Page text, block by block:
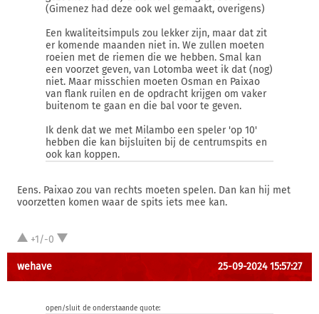
(Gimenez had deze ook wel gemaakt, overigens)
Een kwaliteitsimpuls zou lekker zijn, maar dat zit
er komende maanden niet in. We zullen moeten
roeien met de riemen die we hebben. Smal kan
een voorzet geven, van Lotomba weet ik dat (nog)
niet. Maar misschien moeten Osman en Paixao
van flank ruilen en de opdracht krijgen om vaker
buitenom te gaan en die bal voor te geven.
Ik denk dat we met Milambo een speler 'op 10'
hebben die kan bijsluiten bij de centrumspits en
ook kan koppen.
Eens. Paixao zou van rechts moeten spelen. Dan kan hij met
voorzetten komen waar de spits iets mee kan.
+1/-0
wehave 25-09-2024 15:57:27
open/sluit de onderstaande quote: